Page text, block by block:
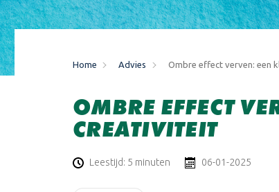
Home Advies Ombre effect verven: een
OMBRE EFFECT
CREATIVITEIT
Leestijd: 5 minuten 06-01-2025